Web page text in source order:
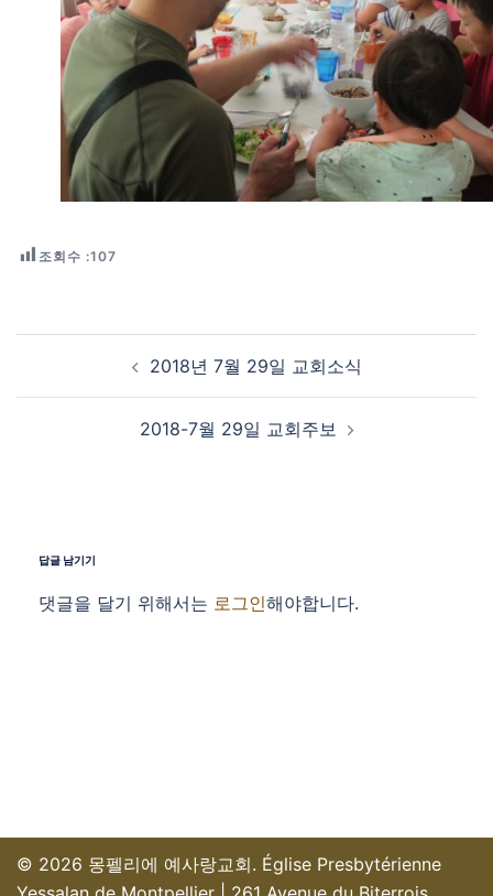
조회수 :107
Post navigation
2018년 7월 29일 교회소식
2018-7월 29일 교회주보
답글 남기기
댓글을 달기 위해서는 로그인해야합니다.
© 2026 몽펠리에 예사랑교회. Église Presbytérienne